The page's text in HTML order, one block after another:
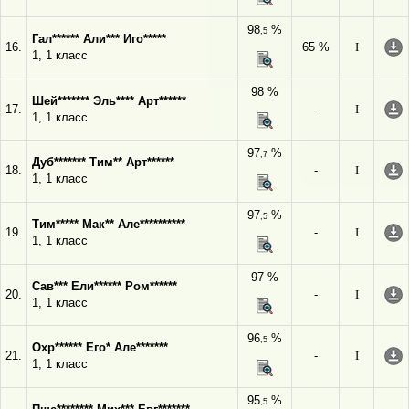
16.
Гал****** Али*** Иго*****
1, 1 класс
98,5 %
65 %
I
17.
Шей******* Эль**** Арт******
1, 1 класс
98 %
-
I
18.
Дуб******* Тим** Арт******
1, 1 класс
97,7 %
-
I
19.
Тим***** Мак** Але**********
1, 1 класс
97,5 %
-
I
20.
Сав*** Ели****** Ром******
1, 1 класс
97 %
-
I
21.
Охр****** Его* Але*******
1, 1 класс
96,5 %
-
I
95,5 %